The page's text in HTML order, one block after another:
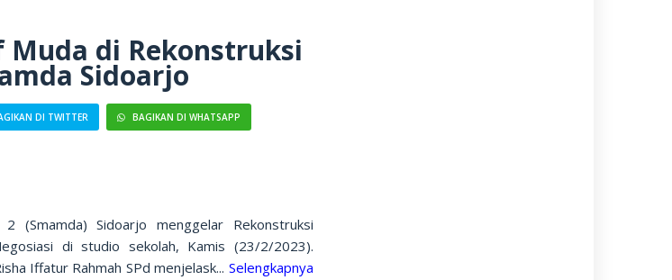
Muda di Rekonstruksi
Sidoarjo
DI TWITTER BAGIKAN DI WHATSAPP
2 (Smamda) Sidoarjo menggelar Rekonstruksi
di studio sekolah, Kamis (23/2/2023).
Iffatur Rahmah SPd menjelask... Selengkapnya